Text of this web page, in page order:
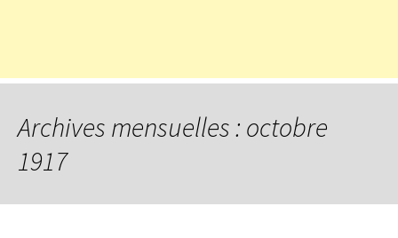
Archives mensuelles : octobre
1917